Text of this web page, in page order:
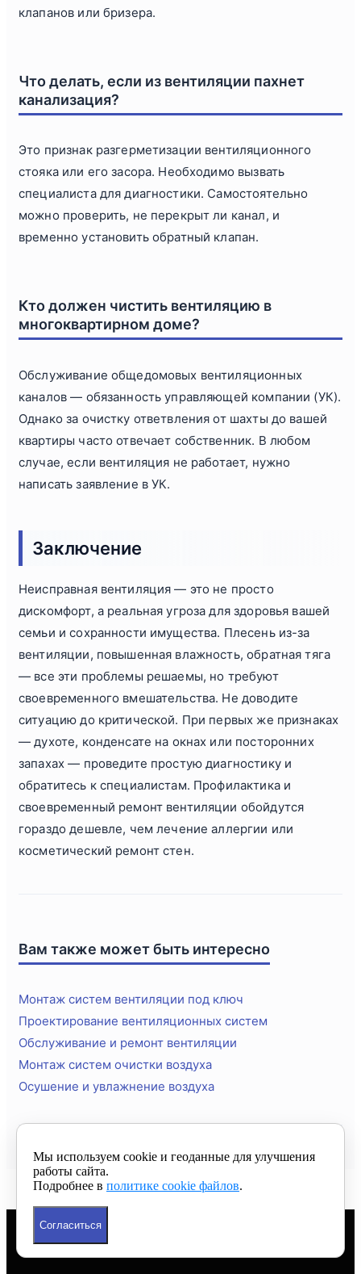
клапанов или бризера.
Что делать, если из вентиляции пахнет
канализация?
Это признак разгерметизации вентиляционного
стояка или его засора. Необходимо вызвать
специалиста для диагностики. Самостоятельно
можно проверить, не перекрыт ли канал, и
временно установить обратный клапан.
Кто должен чистить вентиляцию в
многоквартирном доме?
Обслуживание общедомовых вентиляционных
каналов — обязанность управляющей компании (УК).
Однако за очистку ответвления от шахты до вашей
квартиры часто отвечает собственник. В любом
случае, если вентиляция не работает, нужно
написать заявление в УК.
Заключение
Неисправная вентиляция — это не просто
дискомфорт, а реальная угроза для здоровья вашей
семьи и сохранности имущества. Плесень из-за
вентиляции, повышенная влажность, обратная тяга
— все эти проблемы решаемы, но требуют
своевременного вмешательства. Не доводите
ситуацию до критической. При первых же признаках
— духоте, конденсате на окнах или посторонних
запахах — проведите простую диагностику и
обратитесь к специалистам. Профилактика и
своевременный ремонт вентиляции обойдутся
гораздо дешевле, чем лечение аллергии или
косметический ремонт стен.
Вам также может быть интересно
Монтаж систем вентиляции под ключ
Проектирование вентиляционных систем
Обслуживание и ремонт вентиляции
Монтаж систем очистки воздуха
Осушение и увлажнение воздуха
Мы используем cookie и геоданные для улучшения
работы сайта.
Подробнее в политике cookie файлов.
Согласиться